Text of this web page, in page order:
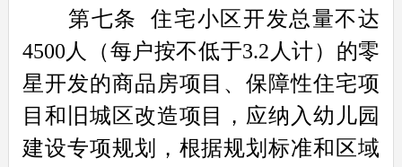
第七条
住宅小区开发总量不达
4500人（每户按不低于3.2人计）的零
星开发的商品房项目、保障性住宅项
目和旧城区改造项目，应纳入幼儿园
建设专项规划，根据规划标准和区域